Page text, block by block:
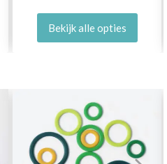
Bekijk alle opties